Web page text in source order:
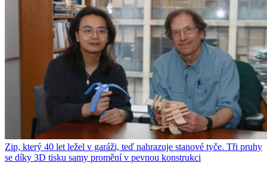
Zip, který 40 let ležel v garáži, teď nahrazuje stanové tyče. Tři pruhy
se díky 3D tisku samy promění v pevnou konstrukci